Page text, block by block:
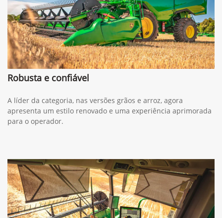
Robusta e confiável
A líder da categoria, nas versões grãos e arroz, agora
apresenta um estilo renovado e uma experiência aprimorada
para o operador.